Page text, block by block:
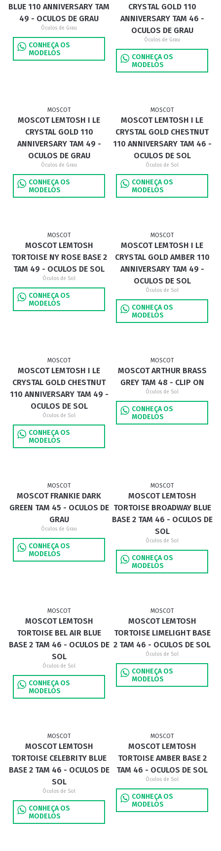
BLUE 110 ANNIVERSARY TAM
49 - OCULOS DE GRAU
Óculos de Grau
CONHEÇA OS
MODELOS
CRYSTAL GOLD 110
ANNIVERSARY TAM 46 -
OCULOS DE GRAU
Óculos de Grau
CONHEÇA OS
MODELOS
MOSCOT
MOSCOT LEMTOSH I LE
CRYSTAL GOLD 110
ANNIVERSARY TAM 49 -
OCULOS DE GRAU
Óculos de Grau
CONHEÇA OS
MODELOS
MOSCOT
MOSCOT LEMTOSH I LE
CRYSTAL GOLD CHESTNUT
110 ANNIVERSARY TAM 46 -
OCULOS DE SOL
Óculos de Sol
CONHEÇA OS
MODELOS
MOSCOT
MOSCOT LEMTOSH
TORTOISE NY ROSE BASE 2
TAM 49 - OCULOS DE SOL
Óculos de Sol
CONHEÇA OS
MODELOS
MOSCOT
MOSCOT LEMTOSH I LE
CRYSTAL GOLD AMBER 110
ANNIVERSARY TAM 49 -
OCULOS DE SOL
Óculos de Sol
CONHEÇA OS
MODELOS
MOSCOT
MOSCOT LEMTOSH I LE
CRYSTAL GOLD CHESTNUT
110 ANNIVERSARY TAM 49 -
OCULOS DE SOL
Óculos de Sol
CONHEÇA OS
MODELOS
MOSCOT
MOSCOT ARTHUR BRASS
GREY TAM 48 - CLIP ON
Óculos de Sol
CONHEÇA OS
MODELOS
MOSCOT
MOSCOT FRANKIE DARK
GREEN TAM 45 - OCULOS DE
GRAU
Óculos de Grau
CONHEÇA OS
MODELOS
MOSCOT
MOSCOT LEMTOSH
TORTOISE BROADWAY BLUE
BASE 2 TAM 46 - OCULOS DE
SOL
Óculos de Sol
CONHEÇA OS
MODELOS
MOSCOT
MOSCOT LEMTOSH
TORTOISE BEL AIR BLUE
BASE 2 TAM 46 - OCULOS DE
SOL
Óculos de Sol
CONHEÇA OS
MODELOS
MOSCOT
MOSCOT LEMTOSH
TORTOISE LIMELIGHT BASE
2 TAM 46 - OCULOS DE SOL
Óculos de Sol
CONHEÇA OS
MODELOS
MOSCOT
MOSCOT LEMTOSH
TORTOISE CELEBRITY BLUE
BASE 2 TAM 46 - OCULOS DE
SOL
Óculos de Sol
CONHEÇA OS
MODELOS
MOSCOT
MOSCOT LEMTOSH
TORTOISE AMBER BASE 2
TAM 46 - OCULOS DE SOL
Óculos de Sol
CONHEÇA OS
MODELOS